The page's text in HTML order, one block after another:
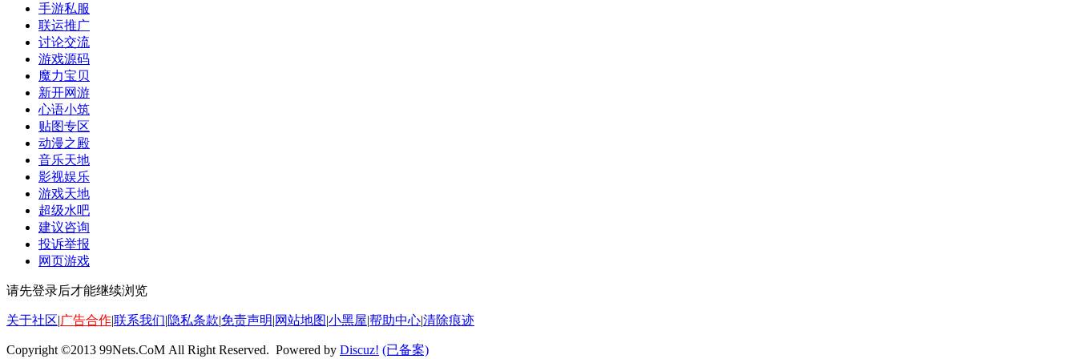
手游私服
联运推广
讨论交流
游戏源码
魔力宝贝
新开网游
心语小筑
贴图专区
动漫之殿
音乐天地
影视娱乐
游戏天地
超级水吧
建议咨询
投诉举报
网页游戏
请先登录后才能继续浏览
关于社区|广告合作|联系我们|隐私条款|免责声明|网站地图|小黑屋|帮助中心|清除痕迹
Copyright ©2013 99Nets.CoM All Right Reserved. Powered by Discuz! (已备案)